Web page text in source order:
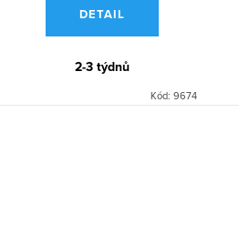
DETAIL
2-3 týdnů
Kód: 9674